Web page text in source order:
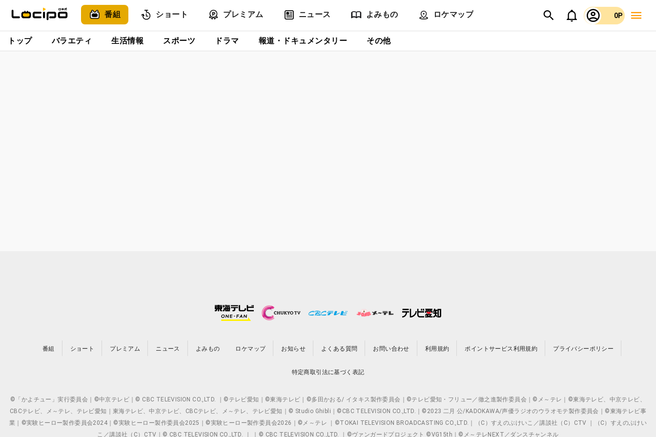
番組 ショート プレミアム ニュース よみもの ロケマップ 0P
トップ バラエティ 生活情報 スポーツ ドラマ 報道・ドキュメンタリー その他
番組 ショート プレミアム ニュース よみもの ロケマップ お知らせ よくある質問 お問い合わせ 利用規約 ポイントサービス利用規約 プライバシーポリシー
特定商取引法に基づく表記
©「かよチュー」実行委員会｜©中京テレビ｜© CBC TELEVISION CO.,LTD. ｜©テレビ愛知｜©東海テレビ｜©多田かおる/ イタキス製作委員会｜©テレビ愛知・フリュー／徹之進製作委員会｜©メ～テレ｜©東海テレビ、中京テレビ、
CBCテレビ、メ～テレ、テレビ愛知｜東海テレビ、中京テレビ、CBCテレビ、メ～テレ、テレビ愛知｜© Studio Ghibli｜©CBC TELEVISION CO.,LTD.｜©2023 二月 公/KADOKAWA/声優ラジオのウラオモテ製作委員会｜©東海テレビ事
業｜©実験ヒーロー製作委員会2024｜©実験ヒーロー製作委員会2025｜©実験ヒーロー製作委員会2026｜©メ～テレ ｜©TOKAI TELEVISION BROADCASTING CO.,LTD.｜（C）すえのぶけいこ／講談社（C）CTV ｜（C）すえのぶけい
こ／講談社（C）CTV｜© CBC TELEVISION CO.,LTD. ｜ ｜© CBC TELEVISION CO.,LTD. ｜©ヴァンガードプロジェクト ©VG15th｜©メ～テレNEXT／ダンスチャンネル